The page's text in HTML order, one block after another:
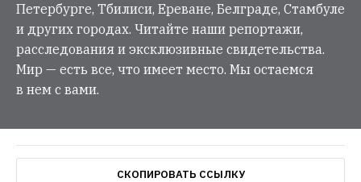
Петербурге, Тбилиси, Ереване, Белграде, Стамбуле
и других городах. Читайте наши репортажи,
расследования и эксклюзивные свидетельства.
Мир — есть все, что имеет место. Мы остаемся
в нем с вами.
СКОПИРОВАТЬ ССЫЛКУ